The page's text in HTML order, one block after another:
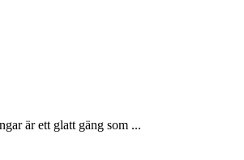
är ett glatt gäng som ...